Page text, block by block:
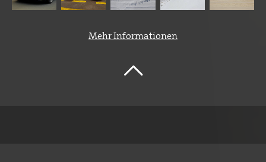
Mehr Informationen